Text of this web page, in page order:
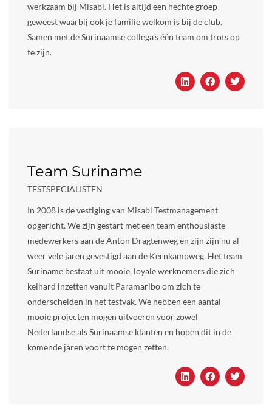
werkzaam bij Misabi. Het is altijd een hechte groep
geweest waarbij ook je familie welkom is bij de club.
Samen met de Surinaamse collega’s één team om trots op
te zijn.
Team Suriname
TESTSPECIALISTEN
In 2008 is de vestiging van Misabi Testmanagement
opgericht. We zijn gestart met een team enthousiaste
medewerkers aan de Anton Dragtenweg en zijn zijn nu al
weer vele jaren gevestigd aan de Kernkampweg. Het team
Suriname bestaat uit mooie, loyale werknemers die zich
keihard inzetten vanuit Paramaribo om zich te
onderscheiden in het testvak. We hebben een aantal
mooie projecten mogen uitvoeren voor zowel
Nederlandse als Surinaamse klanten en hopen dit in de
komende jaren voort te mogen zetten.